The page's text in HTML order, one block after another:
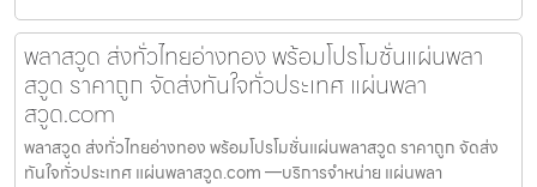
พลาสวูด ส่งทั่วไทยอ่างทอง พร้อมโปรโมชั่นแผ่นพลา
สวูด ราคาถูก จัดส่งทันใจทั่วประเทศ แผ่นพลา
สวูด.com
พลาสวูด ส่งทั่วไทยอ่างทอง พร้อมโปรโมชั่นแผ่นพลาสวูด ราคาถูก จัดส่ง
ทันใจทั่วประเทศ แผ่นพลาสวูด.com —บริการจำหน่าย แผ่นพลา